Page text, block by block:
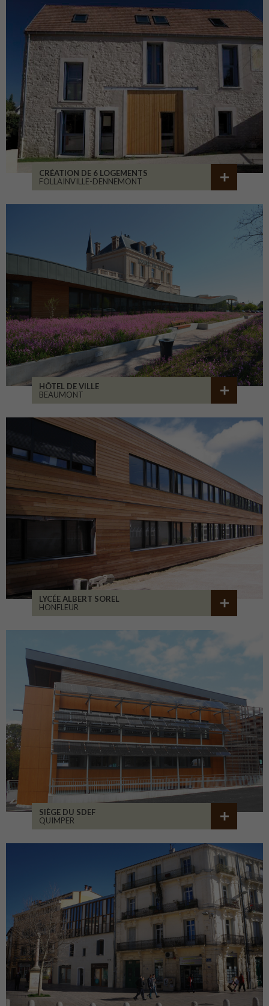
CRÉATION DE 6 LOGEMENTS
FOLLAINVILLE-DENNEMONT
HÔTEL DE VILLE
BEAUMONT
LYCÉE ALBERT SOREL
HONFLEUR
SIÈGE DU SDEF
QUIMPER